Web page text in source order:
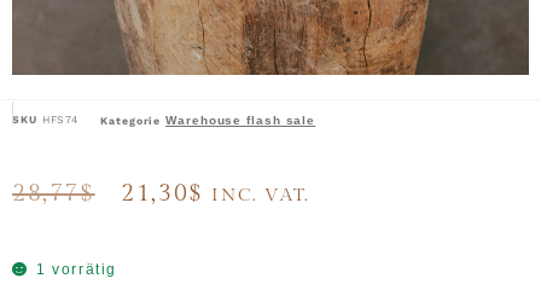
SKU HFS74 Kategorie Warehouse flash sale
28,77$ 21,30$ INC. VAT.
1 vorrätig